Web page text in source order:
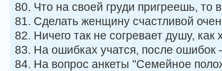
80. Что на своей груди пригреешь, то
81. Сделать женщину счастливой
82. Ничего так не согревает душу, как
83. На ошибках учатся, после ошибок
84. На вопрос анкеты "Семейное